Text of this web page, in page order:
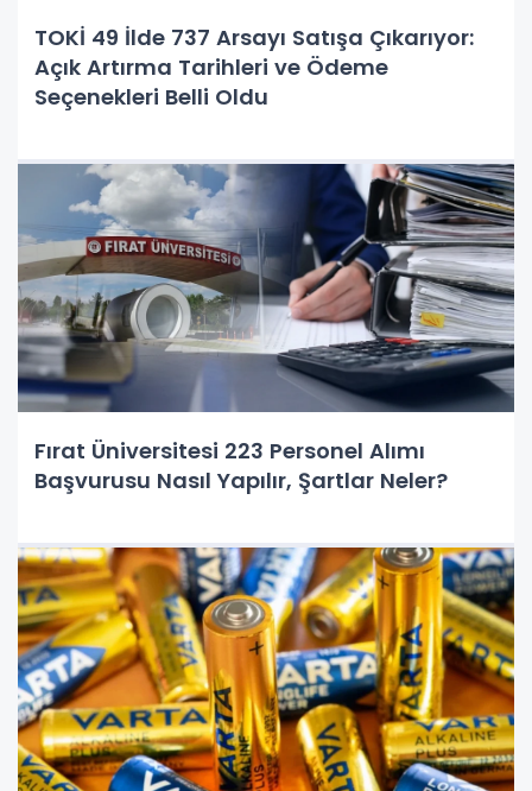
TOKİ 49 İlde 737 Arsayı Satışa Çıkarıyor:
Açık Artırma Tarihleri ve Ödeme
Seçenekleri Belli Oldu
Fırat Üniversitesi 223 Personel Alımı
Başvurusu Nasıl Yapılır, Şartlar Neler?